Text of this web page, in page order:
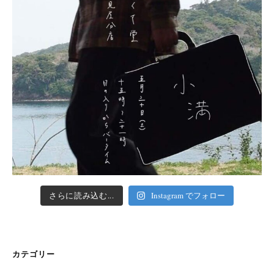
さらに読み込む... Instagram でフォロー
カテゴリー